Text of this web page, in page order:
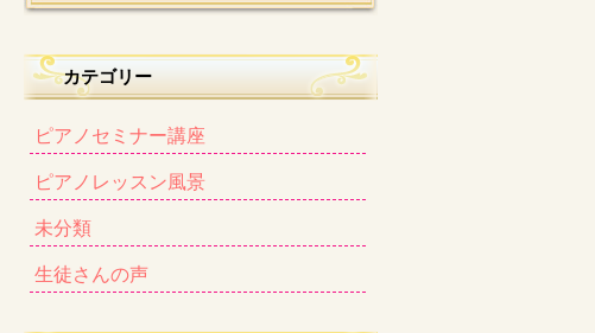
カテゴリー
ピアノセミナー講座
ピアノレッスン風景
未分類
生徒さんの声